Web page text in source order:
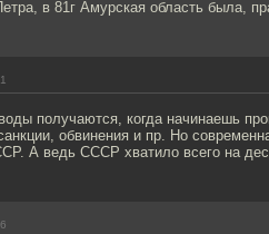
в 81г Амурская область была,
получаются, когда начинаешь
обвинения и пр. Но
А ведь СССР хватило всего на